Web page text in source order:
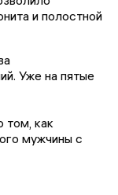
и полостной
Уже на пятые
том, как
мужчины с